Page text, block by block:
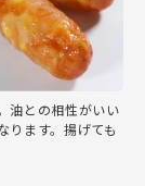
油との相性がいい
ります。揚げても